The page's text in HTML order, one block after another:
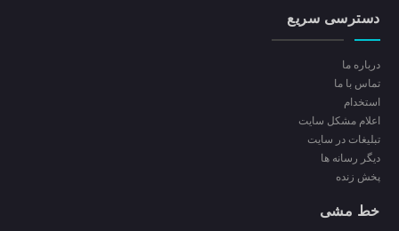
دسترسی سریع
درباره ما
تماس با ما
استخدام
اعلام مشکل سایت
تبلیغات در سایت
ديگر رسانه ها
پخش زنده
خط مشی